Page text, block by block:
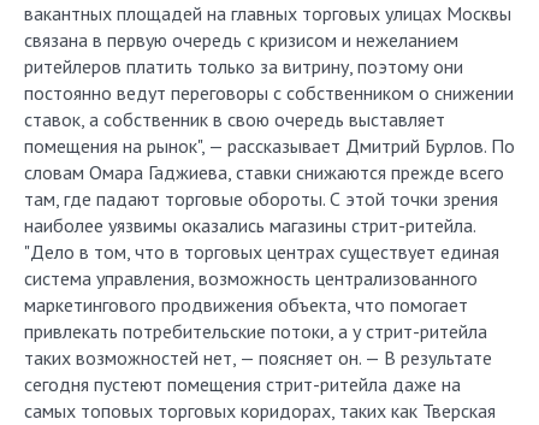
вакантных площадей на главных торговых улицах Москвы
связана в первую очередь с кризисом и нежеланием
ритейлеров платить только за витрину, поэтому они
постоянно ведут переговоры с собственником о снижении
ставок, а собственник в свою очередь выставляет
помещения на рынок", — рассказывает Дмитрий Бурлов. По
словам Омара Гаджиева, ставки снижаются прежде всего
там, где падают торговые обороты. С этой точки зрения
наиболее уязвимы оказались магазины стрит-ритейла.
"Дело в том, что в торговых центрах существует единая
система управления, возможность централизованного
маркетингового продвижения объекта, что помогает
привлекать потребительские потоки, а у стрит-ритейла
таких возможностей нет, — поясняет он. — В результате
сегодня пустеют помещения стрит-ритейла даже на
самых топовых торговых коридорах, таких как Тверская